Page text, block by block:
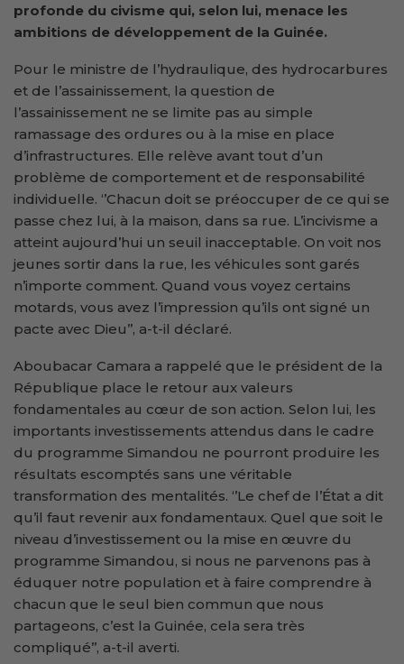
profonde du civisme qui, selon lui, menace les
ambitions de développement de la Guinée.
Pour le ministre de l’hydraulique, des hydrocarbures
et de l’assainissement, la question de
l’assainissement ne se limite pas au simple
ramassage des ordures ou à la mise en place
d’infrastructures. Elle relève avant tout d’un
problème de comportement et de responsabilité
individuelle. ‘’Chacun doit se préoccuper de ce qui se
passe chez lui, à la maison, dans sa rue. L’incivisme a
atteint aujourd’hui un seuil inacceptable. On voit nos
jeunes sortir dans la rue, les véhicules sont garés
n’importe comment. Quand vous voyez certains
motards, vous avez l’impression qu’ils ont signé un
pacte avec Dieu’’, a-t-il déclaré.
Aboubacar Camara a rappelé que le président de la
République place le retour aux valeurs
fondamentales au cœur de son action. Selon lui, les
importants investissements attendus dans le cadre
du programme Simandou ne pourront produire les
résultats escomptés sans une véritable
transformation des mentalités. ‘’Le chef de l’État a dit
qu’il faut revenir aux fondamentaux. Quel que soit le
niveau d’investissement ou la mise en œuvre du
programme Simandou, si nous ne parvenons pas à
éduquer notre population et à faire comprendre à
chacun que le seul bien commun que nous
partageons, c’est la Guinée, cela sera très
compliqué’’, a-t-il averti.